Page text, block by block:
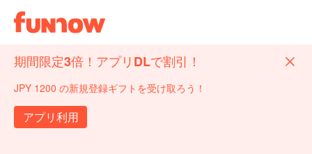
期間限定3倍！アプリDLで割引！
JPY 1200 の新規登録ギフトを受け取ろう！
アプリ利用